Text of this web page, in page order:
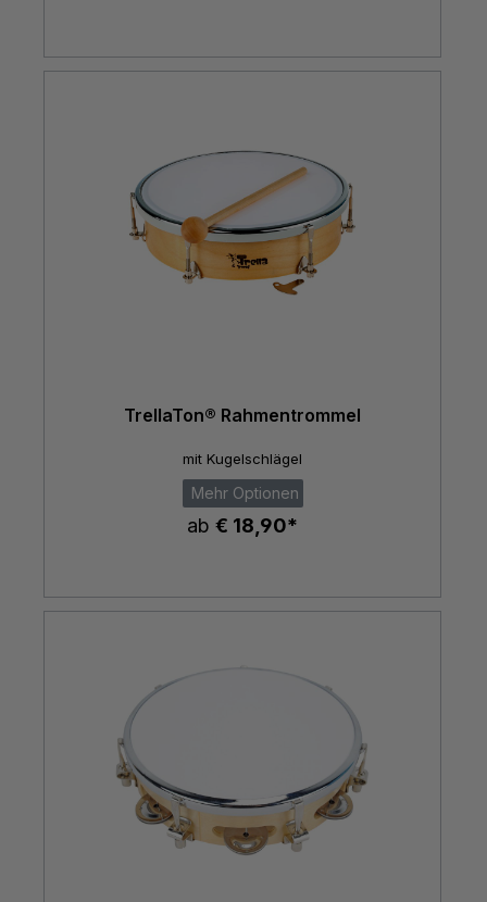
TrellaTon® Rahmentrommel
mit Kugelschlägel
Mehr Optionen
ab € 18,90*